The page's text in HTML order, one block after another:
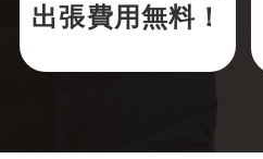
出張費用無料！